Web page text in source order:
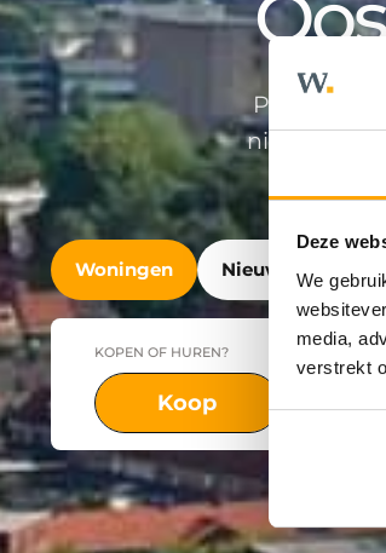
Deze
We
media,
verstrekt
Woningen Nieuwbouw
KOPEN OF HUREN?
Koop